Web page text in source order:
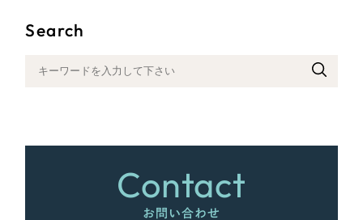
さらに条件を追加する
Search
Contact
お問い合わせ